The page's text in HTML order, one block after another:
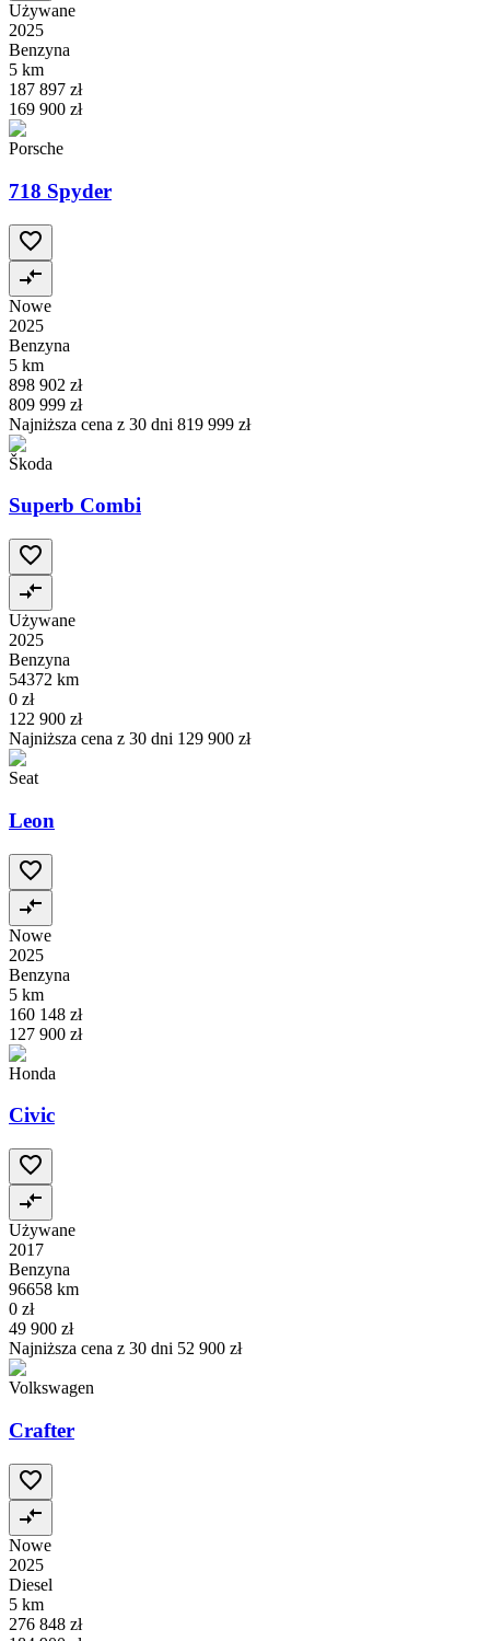
Używane
2025
Benzyna
5 km
187 897 zł
169 900 zł
Porsche
718 Spyder
Nowe
2025
Benzyna
5 km
898 902 zł
809 999 zł
Najniższa cena z 30 dni 819 999 zł
Škoda
Superb Combi
Używane
2025
Benzyna
54372 km
0 zł
122 900 zł
Najniższa cena z 30 dni 129 900 zł
Seat
Leon
Nowe
2025
Benzyna
5 km
160 148 zł
127 900 zł
Honda
Civic
Używane
2017
Benzyna
96658 km
0 zł
49 900 zł
Najniższa cena z 30 dni 52 900 zł
Volkswagen
Crafter
Nowe
2025
Diesel
5 km
276 848 zł